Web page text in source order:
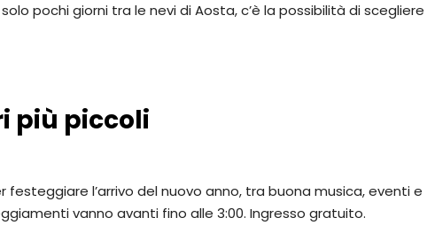
pochi giorni tra le nevi di Aosta, c’è la possibilità di scegliere
più piccoli
festeggiare l’arrivo del nuovo anno, tra buona musica, eventi e
vanno avanti fino alle 3:00. Ingresso gratuito.